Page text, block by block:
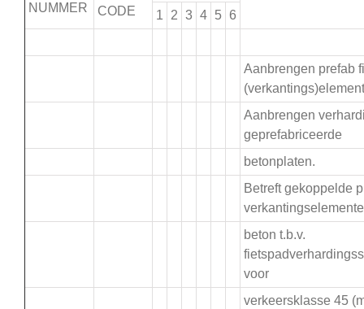
NUMMER
CODE
1
2 3 4 5 6
Aanbrengen prefab
Aanbrengen
geprefabriceerde
betonplaten.
Betreft gekoppelde
beton t.b.v.
voor
verkeersklasse 45